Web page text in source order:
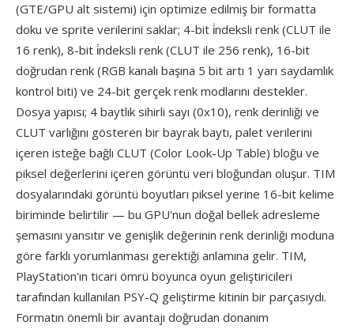
(GTE/GPU alt sistemi) için optimize edilmiş bir formatta
doku ve sprite verilerini saklar; 4-bit i̇ndeksli renk (CLUT ile
16 renk), 8-bit i̇ndeksli renk (CLUT ile 256 renk), 16-bit
doğrudan renk (RGB kanalı başına 5 bit artı 1 yarı saydamlık
kontrol biti) ve 24-bit gerçek renk modlarını destekler.
Dosya yapısı; 4 baytlık sihirli sayı (0x10), renk derinliği ve
CLUT varlığını gösteren bir bayrak baytı, palet verilerini
içeren isteğe bağlı CLUT (Color Look-Up Table) bloğu ve
piksel değerlerini içeren görüntü veri bloğundan oluşur. TIM
dosyalarındaki görüntü boyutları piksel yerine 16-bit kelime
biriminde belirtilir — bu GPU'nun doğal bellek adresleme
şemasını yansıtır ve genişlik değerinin renk derinliği moduna
göre farklı yorumlanması gerektiği anlamına gelir. TIM,
PlayStation'ın ticari ömrü boyunca oyun geliştiricileri
tarafından kullanılan PSY-Q geliştirme kitinin bir parçasıydı.
Formatın önemli bir avantajı doğrudan donanım